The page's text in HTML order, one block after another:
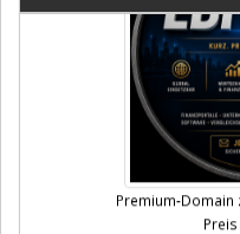
Premium-Domain